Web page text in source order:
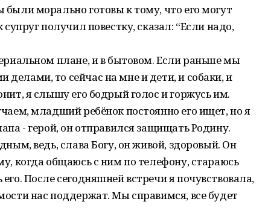
морально готовы к тому, что его могут
получил повестку, сказал: “Если надо,
плане, и в бытовом. Если раньше мы
то сейчас на мне и дети, и собаки, и
я слышу его бодрый голос и горжусь им.
младший ребёнок постоянно его ищет, но я
- герой, он отправился защищать Родину.
ведь, слава Богу, он живой, здоровый. Он
когда общаюсь с ним по телефону, стараюсь
После сегодняшней встречи я почувствовала,
нас поддержат. Мы справимся, все будет